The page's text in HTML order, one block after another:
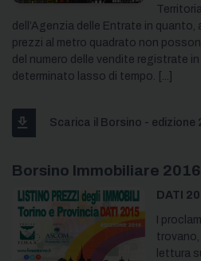
dell’Agenzia delle Entrate in quanto,
prezzi al metro quadrato non
del numero delle vendite registrate
determinato lasso di tempo. [...]
Scarica il Borsino - edizione
Borsino Immobiliare 2016
DATI
I
lettura